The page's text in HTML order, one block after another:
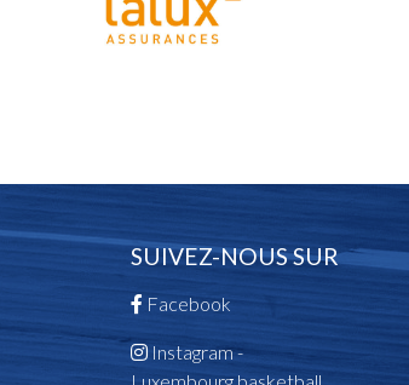
SUIVEZ-NOUS SUR
Facebook
Instagram -